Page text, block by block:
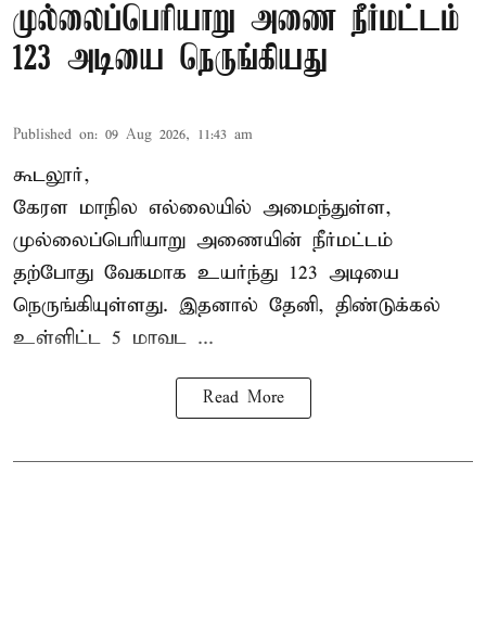
முல்லைப்பெரியாறு அணை நீர்மட்டம்
123 அடியை நெருங்கியது
Published on: 09 Aug 2026, 11:43 am
கூடலூர்,
கேரள மாநில எல்லையில் அமைந்துள்ள,
முல்லைப்பெரியாறு அணையின் நீர்மட்டம்
தற்போது வேகமாக உயர்ந்து 123 அடியை
நெருங்கியுள்ளது. இதனால் தேனி, திண்டுக்கல்
உள்ளிட்ட 5 மாவட ...
Read More